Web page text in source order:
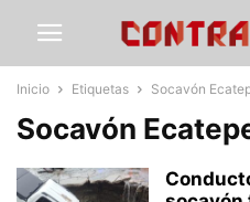
Inicio Etiquetas Socavón
Socavón